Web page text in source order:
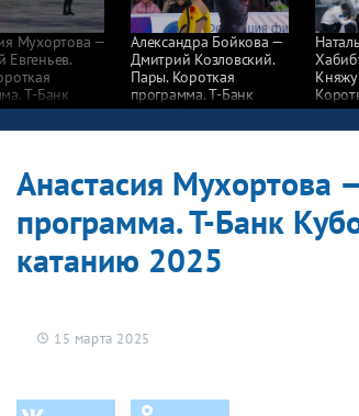
Мухортова —
Евгеньев.
Т-Банк
канала
катанию
Александра Бойкова —
Дмитрий Козловский.
Пары. Короткая
программа. Т-Банк
Кубок Первого канала
по фигурному катанию
Банк
Анастасия Мухортова
программа. Т-Банк
катанию 2025
15 марта 2025